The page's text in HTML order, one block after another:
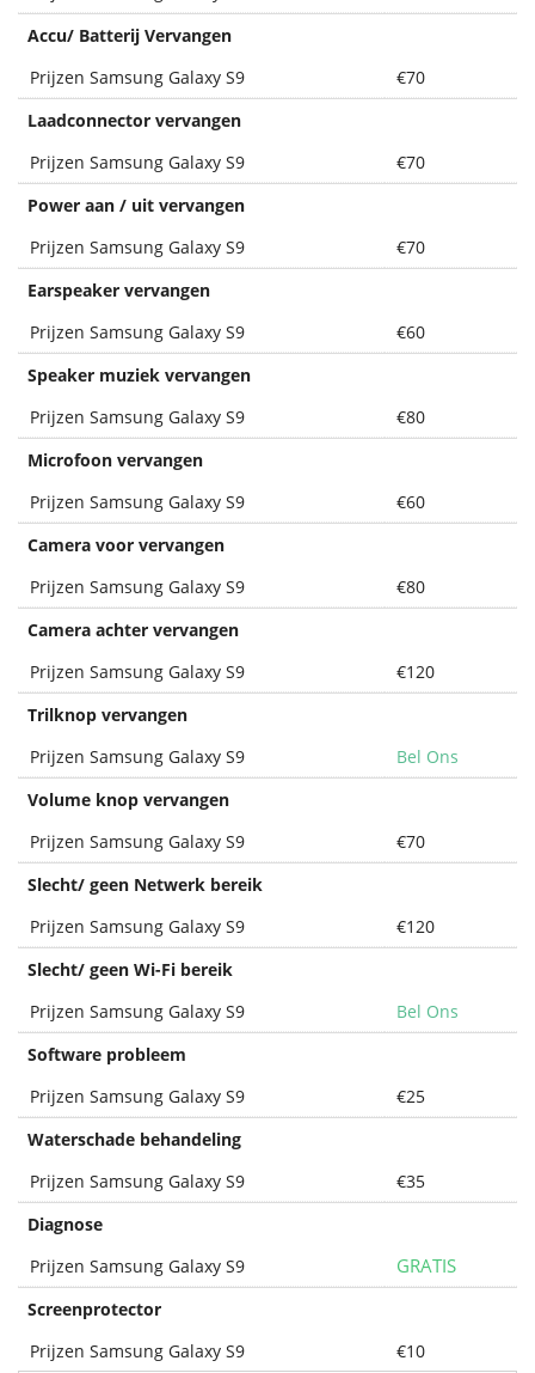
Accu/ Batterij Vervangen
Prijzen Samsung Galaxy S9
€70
Laadconnector vervangen
Prijzen Samsung Galaxy S9
€70
Power aan / uit vervangen
Prijzen Samsung Galaxy S9
€70
Earspeaker vervangen
Prijzen Samsung Galaxy S9
€60
Speaker muziek vervangen
Prijzen Samsung Galaxy S9
€80
Microfoon vervangen
Prijzen Samsung Galaxy S9
€60
Camera voor vervangen
Prijzen Samsung Galaxy S9
€80
Camera achter vervangen
Prijzen Samsung Galaxy S9
€120
Trilknop vervangen
Prijzen Samsung Galaxy S9
Bel Ons
Volume knop vervangen
Prijzen Samsung Galaxy S9
€70
Slecht/ geen Netwerk bereik
Prijzen Samsung Galaxy S9
€120
Slecht/ geen Wi-Fi bereik
Prijzen Samsung Galaxy S9
Bel Ons
Software probleem
Prijzen Samsung Galaxy S9
€25
Waterschade behandeling
Prijzen Samsung Galaxy S9
€35
Diagnose
Prijzen Samsung Galaxy S9
GRATIS
Screenprotector
Prijzen Samsung Galaxy S9
€10